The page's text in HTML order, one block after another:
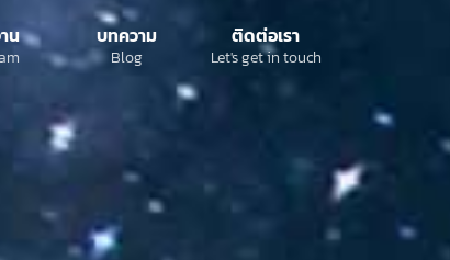
น บทความ
Blog
ติดต่อเรา
Let's get in touch